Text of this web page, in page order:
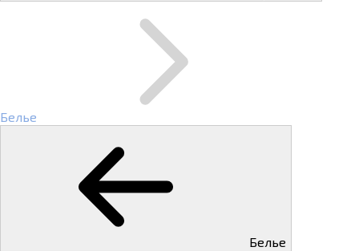
Белье
Белье